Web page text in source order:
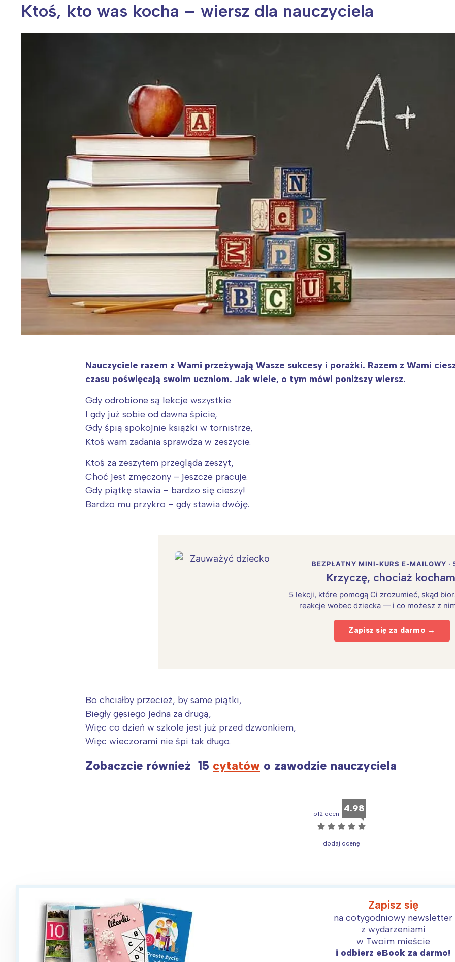
Ktoś, kto was kocha – wiersz dla nauczyciela
Nauczyciele razem z Wami przeżywają Wasze sukcesy i porażki. Razem z Wami
czasu poświęcają swoim uczniom. Jak wiele, o tym mówi poniższy wiersz.
Gdy odrobione są lekcje wszystkie
I gdy już sobie od dawna śpicie,
Gdy śpią spokojnie książki w tornistrze,
Ktoś wam zadania sprawdza w zeszycie.
Ktoś za zeszytem przegląda zeszyt,
Choć jest zmęczony – jeszcze pracuje.
Gdy piątkę stawia – bardzo się cieszy!
Bardzo mu przykro – gdy stawia dwóję.
BEZPŁATNY MINI-KURS E-MAILOWY ·
Krzyczę, chociaż
5 lekcji, które pomogą Ci zrozumieć, skąd
reakcje wobec dziecka — i co możesz z
Zapisz się za darmo →
Bo chciałby przecież, by same piątki,
Biegły gęsiego jedna za drugą,
Więc co dzień w szkole jest już przed dzwonkiem,
Więc wieczorami nie śpi tak długo.
Zobaczcie również 15 cytatów o zawodzie nauczyciela
512 ocen 4.98
☆ ☆ ☆ ☆ ☆
dodaj ocenę
Zapisz się
na cotygodniowy newsletter
z wydarzeniami
w Twoim mieście
i odbierz eBook za darmo!
Interesują mnie wydarzenia z tego
Południe
Północ
Wszystkie